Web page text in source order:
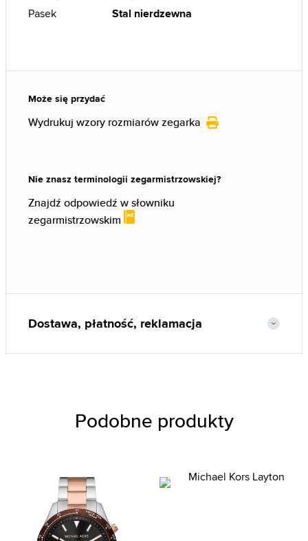
Pasek
Stal nierdzewna
Może się przydać
Wydrukuj wzory rozmiarów zegarka
Nie znasz terminologii zegarmistrzowskiej?
Znajdź odpowiedź w słowniku
zegarmistrzowskim
Dostawa, płatność, reklamacja
Podobne produkty